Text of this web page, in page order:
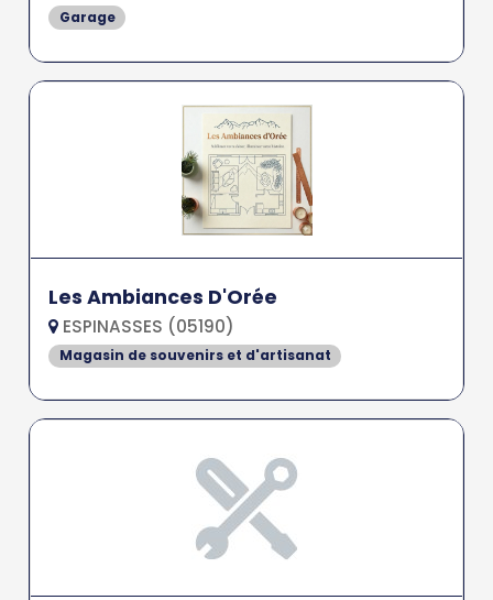
Garage
Les Ambiances D'Orée
ESPINASSES (05190)
Magasin de souvenirs et d'artisanat